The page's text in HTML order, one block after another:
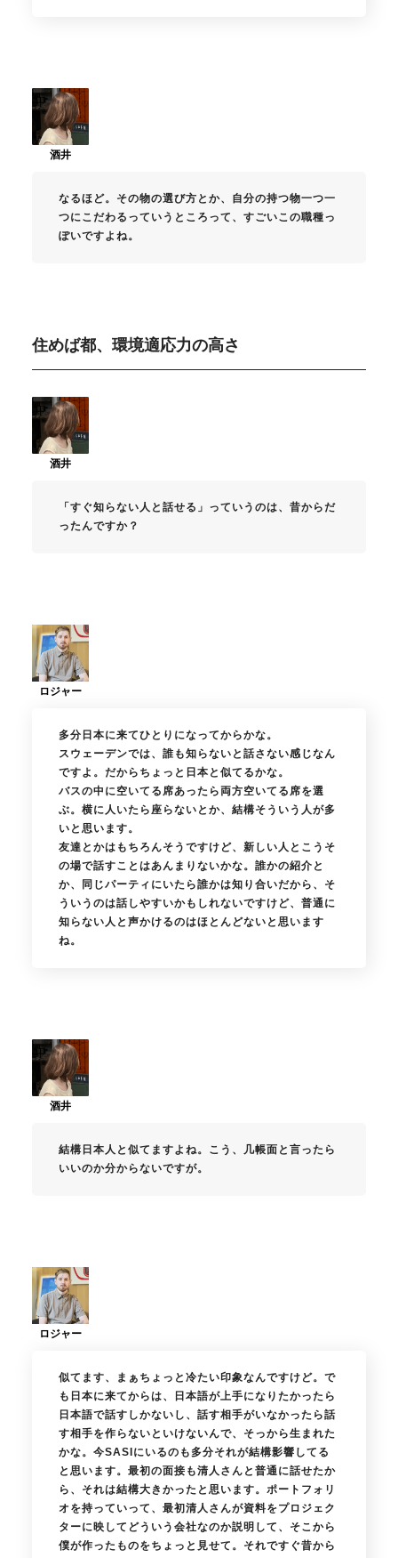
なるほど。その物の選び方とか、自分の持つ物一つ一
つにこだわるっていうところって、すごいこの職種っ
ぽいですよね。
住めば都、環境適応力の高さ
「すぐ知らない人と話せる」っていうのは、昔からだ
ったんですか？
多分日本に来てひとりになってからかな。
スウェーデンでは、誰も知らないと話さない感じなん
ですよ。だからちょっと日本と似てるかな。
バスの中に空いてる席あったら両方空いてる席を選
ぶ。横に人いたら座らないとか、結構そういう人が多
いと思います。
友達とかはもちろんそうですけど、新しい人とこうそ
の場で話すことはあんまりないかな。誰かの紹介と
か、同じパーティにいたら誰かは知り合いだから、そ
ういうのは話しやすいかもしれないですけど、普通に
知らない人と声かけるのはほとんどないと思います
ね。
結構日本人と似てますよね。こう、几帳面と言ったら
いいのか分からないですが。
似てます、まぁちょっと冷たい印象なんですけど。で
も日本に来てからは、日本語が上手になりたかったら
日本語で話すしかないし、話す相手がいなかったら話
す相手を作らないといけないんで、そっから生まれた
かな。今SASIにいるのも多分それが結構影響してる
と思います。最初の面接も清人さんと普通に話せたか
ら、それは結構大きかったと思います。ポートフォリ
オを持っていって、最初清人さんが資料をプロジェク
ターに映してどういう会社なのか説明して、そこから
僕が作ったものをちょっと見せて。それですぐ昔から